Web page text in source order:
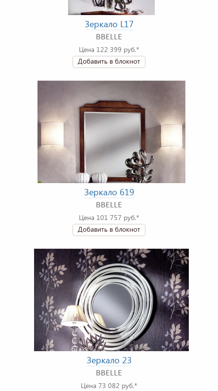
Зеркало L17
BBELLE
Цена 122 399 руб.*
Добавить в блокнот
Зеркало 619
BBELLE
Цена 101 757 руб.*
Добавить в блокнот
Зеркало 23
BBELLE
Цена 73 082 руб.*